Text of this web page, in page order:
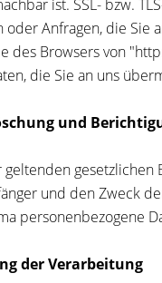
ist. SSL- bzw.
Anfragen, die Sie
des Browsers von
die Sie an uns
und
und den Zweck
personenbezogene
der Verarbeitung